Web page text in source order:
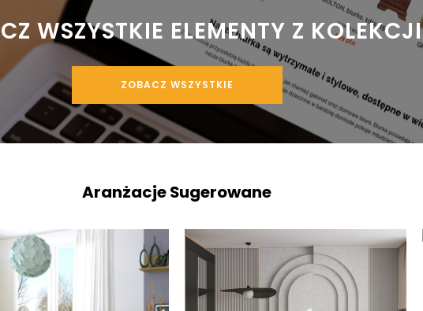
WSZYSTKIE ELEMENTY Z KOLEKCJI
ZOBACZ WSZYSTKIE
Aranżacje Sugerowane